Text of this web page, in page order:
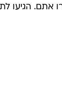
הגיעו